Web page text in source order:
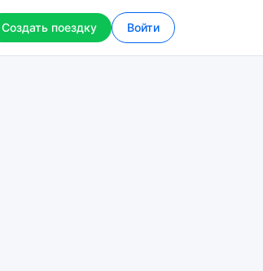
Создать поездку Войти